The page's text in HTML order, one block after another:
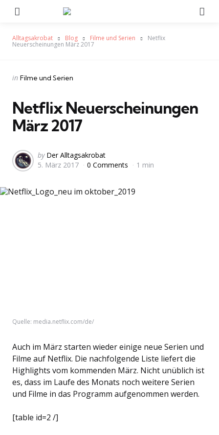
Alltagsakrobat Blog Filme und Serien Netflix
Neuerscheinungen März 2017
Quelle: media.netflix.com/de/
Categories
Posted
in Filme und Serien
Netflix Neuerscheinungen
März 2017
Posted
by
by Der Alltagsakrobat
5. März 2017
0 Comments 1 min
Auch im März starten wieder einige neue Serien und
Filme auf Netflix. Die nachfolgende Liste liefert die
Highlights vom kommenden März. Nicht unüblich ist
es, dass im Laufe des Monats noch weitere Serien
und Filme in das Programm aufgenommen werden.
[table id=2 /]